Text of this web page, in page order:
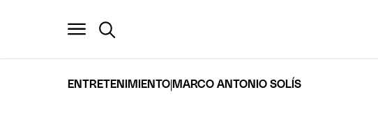
ENTRETENIMIENTO MARCO ANTONIO SOLÍS